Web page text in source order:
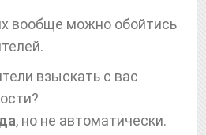
вообще можно обойтись
взыскать с вас
, но не автоматически.